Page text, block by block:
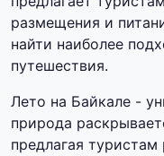
размещения и
найти наиболее
путешествия.
Лето на Байкале -
природа
предлагая